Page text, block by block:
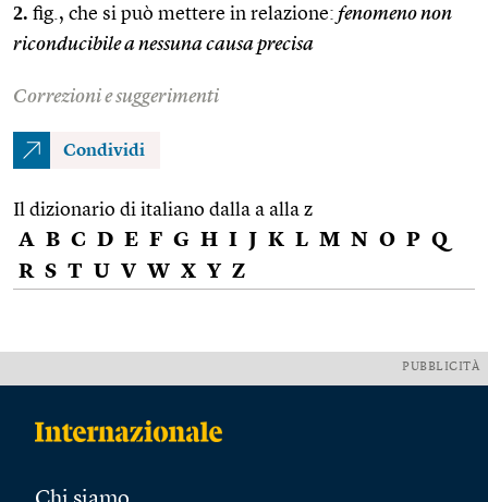
2. fig., che si può mettere in relazione: fenomeno non
riconducibile a nessuna causa precisa
Correzioni e suggerimenti
Condividi
Il dizionario di italiano dalla a alla z
A B C D E F G H I J K L M N O P Q
R S T U V W X Y Z
PUBBLICITÀ